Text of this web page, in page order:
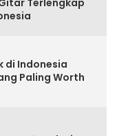
di Indonesia
Paling Worth